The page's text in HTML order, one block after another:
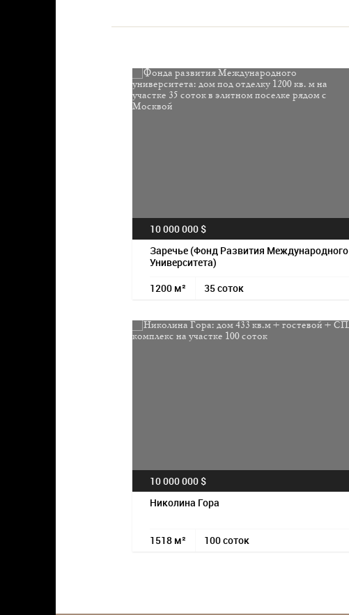
10 000 000 $
Заречье (Фонд Развития Международного
Университета)
1200 м² 35 соток
10 000 000 $
Николина Гора
1518 м² 100 соток